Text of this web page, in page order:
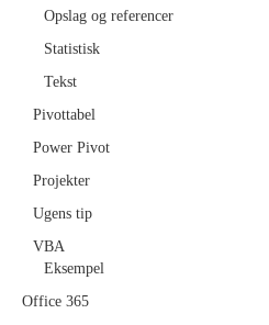
Opslag og referencer
Statistisk
Tekst
Pivottabel
Power Pivot
Projekter
Ugens tip
VBA
Eksempel
Office 365